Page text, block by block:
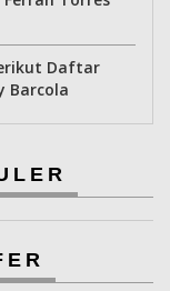
Daftar
Barcola